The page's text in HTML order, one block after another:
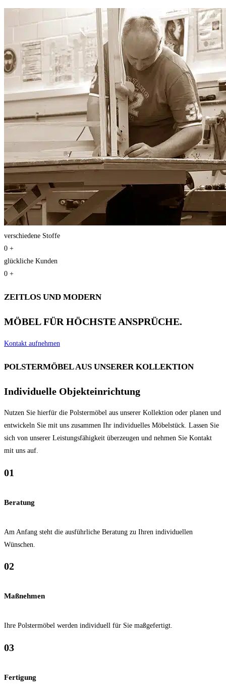
verschiedene Stoffe
0 +
glückliche Kunden
0 +
ZEITLOS UND MODERN
MÖBEL FÜR HÖCHSTE ANSPRÜCHE.
Kontakt aufnehmen
POLSTERMÖBEL AUS UNSERER KOLLEKTION
Individuelle Objekteinrichtung
Nutzen Sie hierfür die Polstermöbel aus unserer Kollektion oder planen und
entwickeln Sie mit uns zusammen Ihr individuelles Möbelstück. Lassen Sie
sich von unserer Leistungsfähigkeit überzeugen und nehmen Sie Kontakt
mit uns auf.
01
Beratung
Am Anfang steht die ausführliche Beratung zu Ihren individuellen
Wünschen.
02
Maßnehmen
Ihre Polstermöbel werden individuell für Sie maßgefertigt.
03
Fertigung